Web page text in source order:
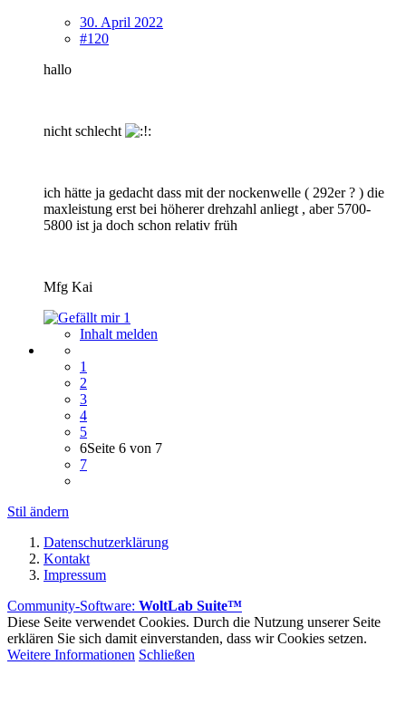
30. April 2022
#120
hallo
nicht schlecht
ich hätte ja gedacht dass mit der nockenwelle ( 292er ? ) die
maxleistung erst bei höherer drehzahl anliegt , aber 5700-
5800 ist ja doch schon relativ früh
Mfg Kai
1
Inhalt melden
1
2
3
4
5
6Seite 6 von 7
7
Stil ändern
Datenschutzerklärung
Kontakt
Impressum
Community-Software: WoltLab Suite™
Diese Seite verwendet Cookies. Durch die Nutzung unserer Seite
erklären Sie sich damit einverstanden, dass wir Cookies setzen.
Weitere Informationen Schließen